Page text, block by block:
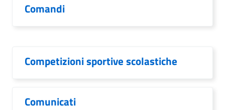
Comandi
Competizioni sportive scolastiche
Comunicati